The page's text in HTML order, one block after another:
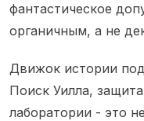
фантастическое
органичным, а не
Движок истории
Поиск Уилла,
лаборатории - это